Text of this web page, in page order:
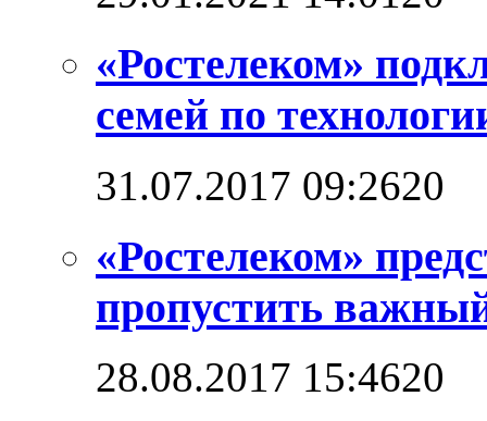
«Ростелеком»
семей по
31.07.2017 09:2620
«Ростелеком»
пропустить
28.08.2017 15:4620